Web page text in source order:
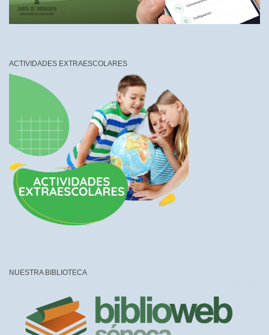
ACTIVIDADES EXTRAESCOLARES
NUESTRA BIBLIOTECA